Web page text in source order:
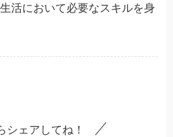
活において必要なスキルを身
シェアしてね！